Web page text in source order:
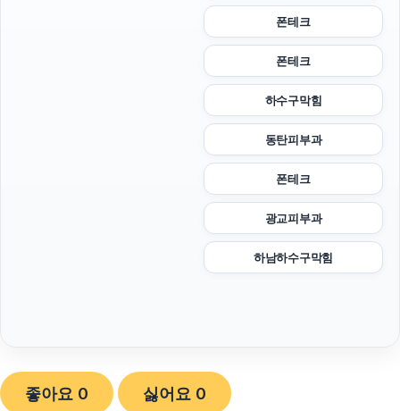
폰테크
폰테크
하수구막힘
동탄피부과
폰테크
광교피부과
하남하수구막힘
좋아요 0 싫어요 0